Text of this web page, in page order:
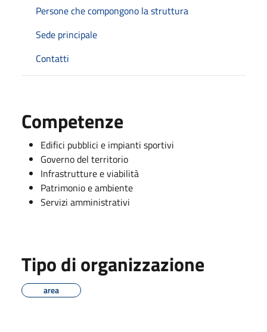
Persone che compongono la struttura
Sede principale
Contatti
Competenze
Edifici pubblici e impianti sportivi
Governo del territorio
Infrastrutture e viabilità
Patrimonio e ambiente
Servizi amministrativi
Tipo di organizzazione
area